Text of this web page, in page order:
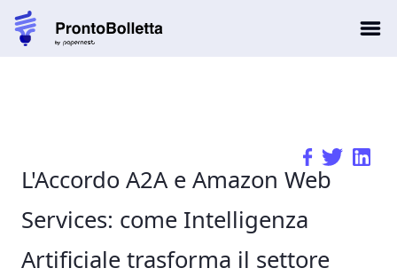
L'Accordo A2A e Amazon Web
Services: come Intelligenza
Artificiale trasforma il settore